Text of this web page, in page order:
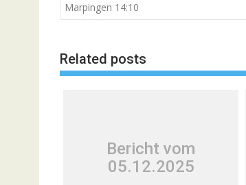
Marpingen 14:10
Related posts
Bericht vom
05.12.2025